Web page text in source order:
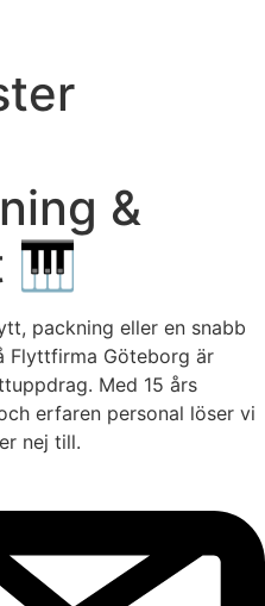
&
🎹
packning eller en snabb
Flyttfirma Göteborg är
Med 15 års
erfaren personal löser vi
nej till.